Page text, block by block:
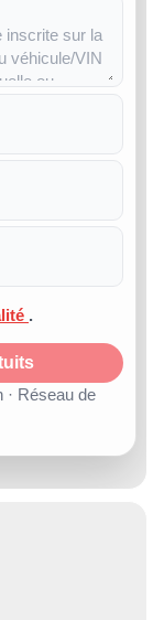
.
· Réseau de